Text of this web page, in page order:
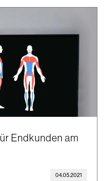
Endkunden am
04.05.2021